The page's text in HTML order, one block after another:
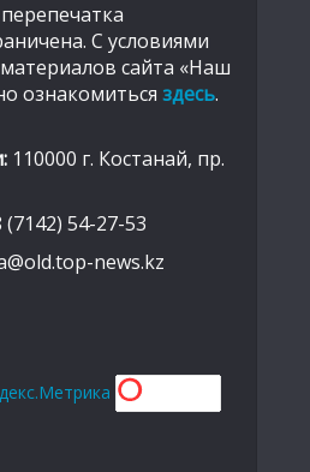
С условиями
сайта «Наш
ознакомиться здесь.
110000 г. Костанай, пр.
(7142) 54-27-53
news.kz